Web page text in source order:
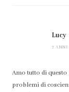
Lucy
7 ANNI
Amo tutto di
problemi di